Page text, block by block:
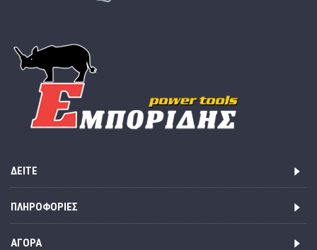
ΔΕΊΤΕ
ΠΛΗΡΟΦΟΡΊΕΣ
ΑΓΟΡΆ